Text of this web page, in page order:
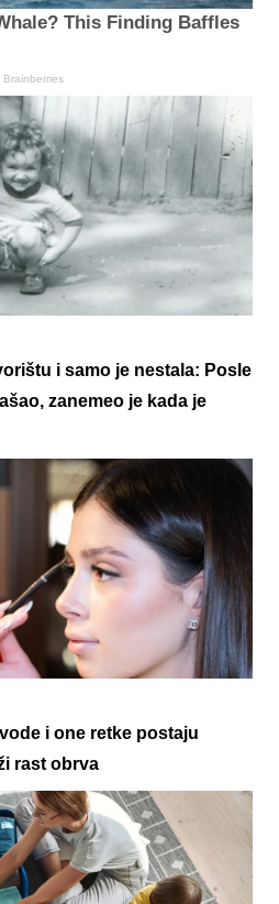
This Finding Baffles
Brainberries
i samo je nestala: Posle
zanemeo je kada je
i one retke postaju
rast obrva